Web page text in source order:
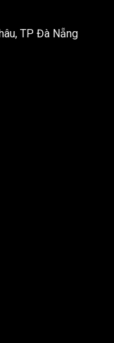
TP Đà Nẵng